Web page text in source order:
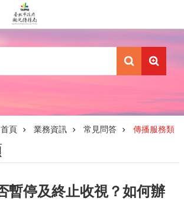
首頁 業務資訊 常見問答 傳播服務類
暫停及終止收視？如何辦